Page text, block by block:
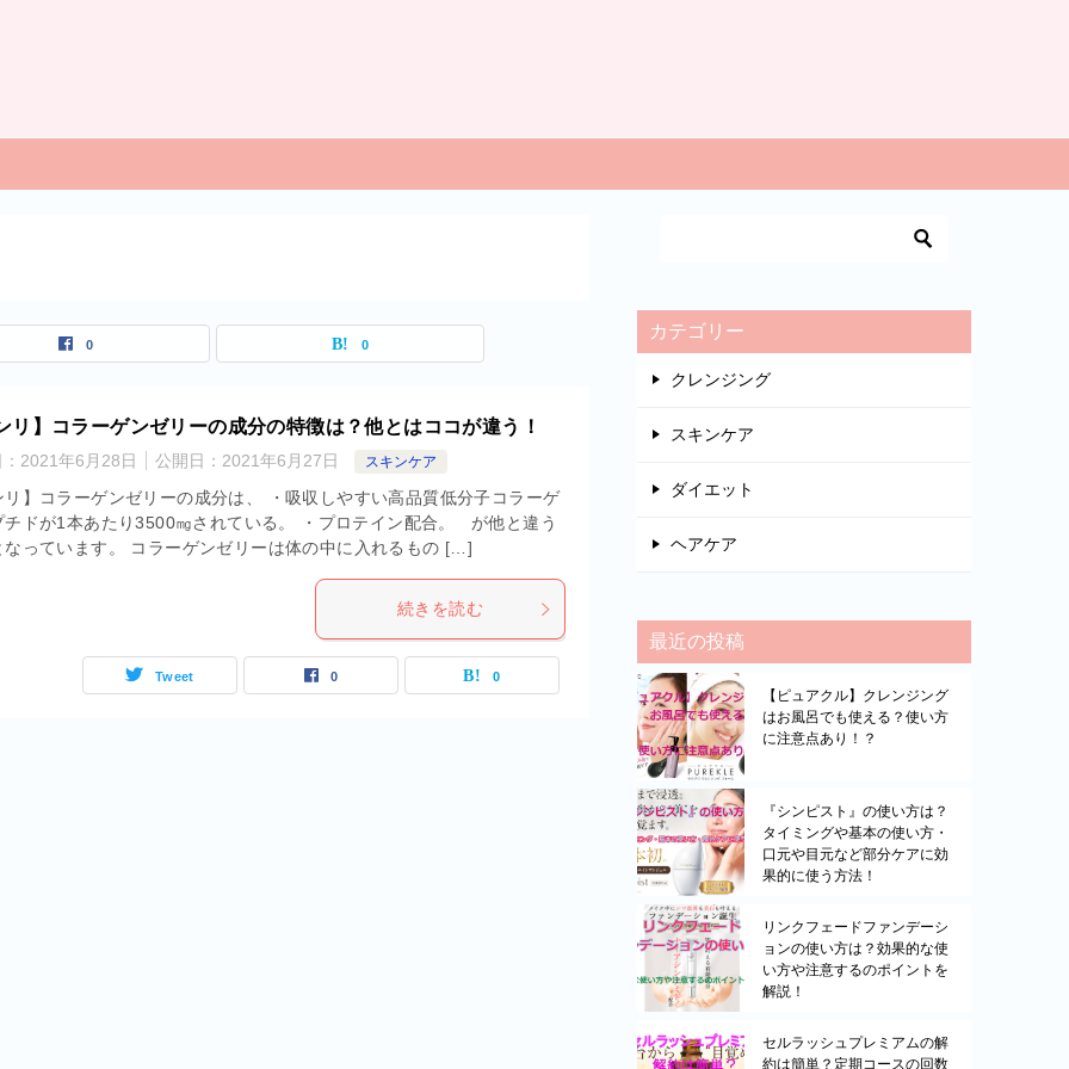
0 0
リ】コラーゲンゼリーの成分の特徴は？他とはココが違う！
2021年6月28日 公開日： 2021年6月27日 スキンケア
リ】コラーゲンゼリーの成分は、 ・吸収しやすい高品質低分子コラーゲ
チドが1本あたり3500㎎されている。 ・プロテイン配合。 が他と違う
なっています。 コラーゲンゼリーは体の中に入れるもの […]
続きを読む
Tweet 0 0
カテゴリー
クレンジング
スキンケア
ダイエット
ヘアケア
最近の投稿
【ピュアクル】クレンジング
はお風呂でも使える？使い方
に注意点あり！？
『シンピスト』の使い方は？
タイミングや基本の使い方・
口元や目元など部分ケアに効
果的に使う方法！
リンクフェードファンデーシ
ョンの使い方は？効果的な使
い方や注意するのポイントを
解説！
セルラッシュプレミアムの解
約は簡単？定期コースの回数